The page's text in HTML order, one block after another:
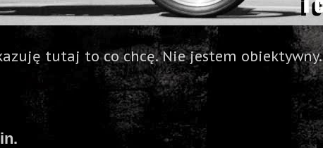
tutaj to co chcę. Nie jestem obiektywny.